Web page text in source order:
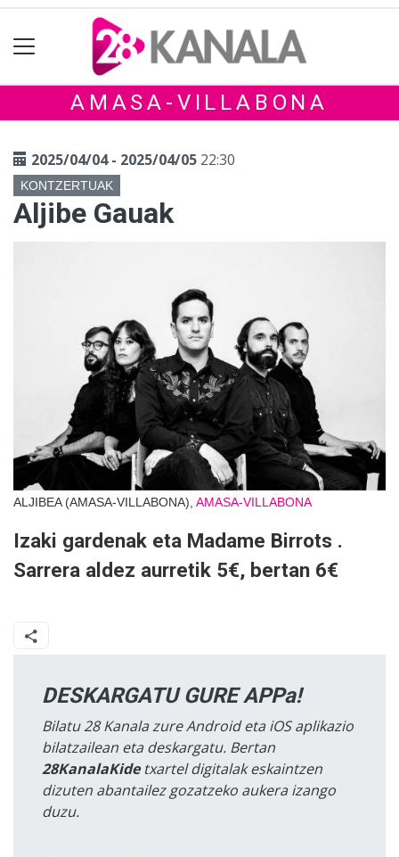
AMASA-VILLABONA
2025/04/04 - 2025/04/05 22:30
KONTZERTUAK
Aljibe Gauak
ALJIBEA (AMASA-VILLABONA), AMASA-VILLABONA
Izaki gardenak eta Madame Birrots .
Sarrera aldez aurretik 5€, bertan 6€
DESKARGATU GURE APPa!
Bilatu 28 Kanala zure Android eta iOS aplikazio
bilatzailean eta deskargatu. Bertan
28KanalaKidetxartel digitalak eskaintzen
dizuten abantailez gozatzeko aukera izango
duzu.